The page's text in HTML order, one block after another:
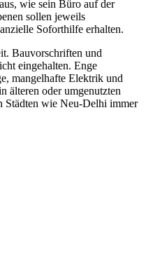
wie sein Büro auf der
sollen jeweils
Soforthilfe erhalten.
Bauvorschriften und
eingehalten. Enge
mangelhafte Elektrik und
älteren oder umgenutzten
Städten wie Neu-Delhi immer